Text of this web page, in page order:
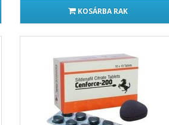
KOSÁRBA RAK